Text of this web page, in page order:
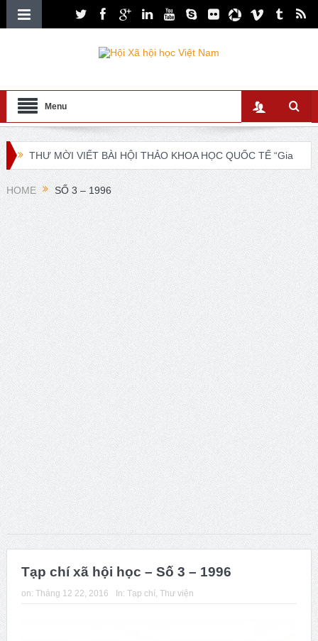
Menu
THƯ MỜI VIẾT BÀI HỘI THẢO KHOA HỌC QUỐC TẾ “Gia
đình Châu Á trong bối cảnh hội nhập quốc tế và chuyển đổi
XXI ISA World Congress of Sociology Global Sociology in
Turbulent Times July 4 – 10, 2027
Lễ ra mắt Chi hội xã hội học giáo dục và Tọa đàm khoa
học “Các vấn đề nổi bật trong nghiên cứu về xã hội học giáo
dục”.
Young People’s (Self-)Positioning in the World:
Subjectivities, Discourses, and Inequalities
Presidential Corner – Geoffrey Pleyers ISA President 2023-
2027
ISA World Congress of Sociology – Request for Proposals
for hosting the XXII ISA World Congress of Sociology in 2031
Hội thảo về FRANÇOIS HOUTART nhân kỷ niệm 100 năm
Phát huy vai trò khoa học xã hội trong kỷ nguyên mới của
HOME SỐ 3 – 1996
Tạp chí xã hội học – Số 3 – 1996
on: Tháng 12 22, 2016 In: Tạp chí, Thư viện